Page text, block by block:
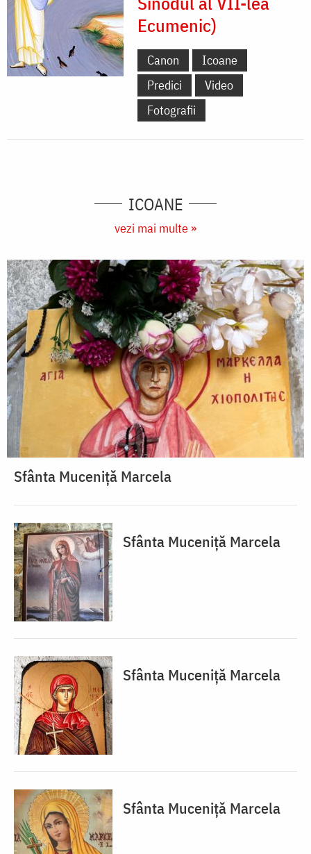
Ecumenic)
Canon
Icoane
Predici
Video
Fotografii
ICOANE
vezi mai multe »
Sfânta Muceniță Marcela
Sfânta Muceniță Marcela
Sfânta Muceniță Marcela
Sfânta Muceniță Marcela